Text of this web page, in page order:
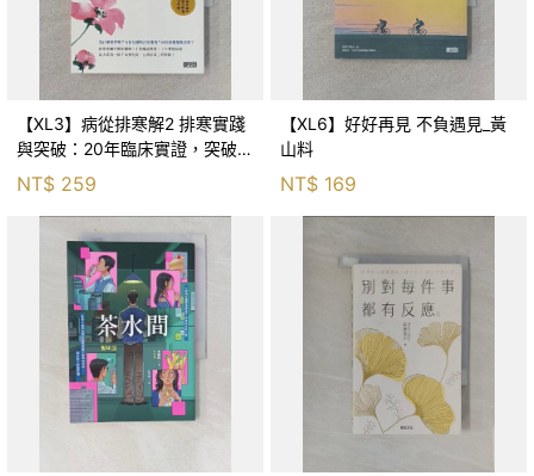
【XL3】病從排寒解2 排寒實踐
與突破：20年臨床實證，突破排
寒盲點，防治疫毒流感的中醫養
命方略！_李璧如
NT$ 259
【XL6】好好再見 不負遇見_黃
山料
NT$ 169